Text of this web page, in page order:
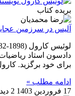
بریده کتاب
آلیس در سرزمین
دادسون استاد
برای خود برگزید.
ادامه مطلب »
17 فروردین 1403
2 دیدگاه